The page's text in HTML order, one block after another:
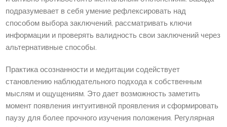
подразумевает в себя умение рефлексировать над
способом выбора заключений, рассматривать ключи
информации и проверять валидность свои заключений через
альтернативные способы.
Практика осознанности и медитации содействует
становлению наблюдательного подхода к собственным
мыслям и ощущениям. Это дает возможность заметить
момент появления интуитивной проявления и сформировать
паузу для более прочного изучения положения. Регулярная